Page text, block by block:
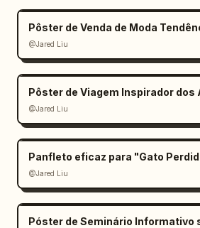
Pôster de Venda de Moda
@Jared Liu
Pôster de Viagem Inspirador dos
@Jared Liu
Panfleto eficaz para "Gato
@Jared Liu